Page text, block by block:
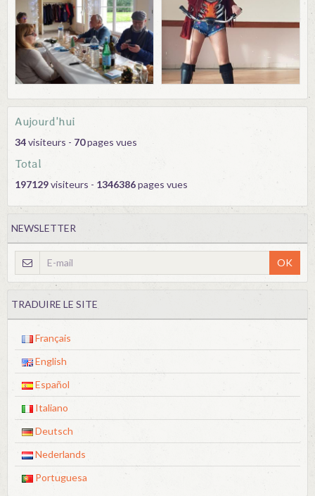
Aujourd'hui
34visiteurs - 70pages vues
Total
197129visiteurs - 1346386pages vues
NEWSLETTER
OK
TRADUIRE LE SITE
Français
English
Español
Italiano
Deutsch
Nederlands
Portuguesa